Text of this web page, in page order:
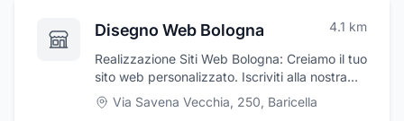
Disegno Web Bologna 4.1 km
Realizzazione Siti Web Bologna: Creiamo il tuo
sito web personalizzato. Iscriviti alla nostra
newsletter e riceverai uno sconto del 30% su
tutti i nostri pacche
Via Savena Vecchia, 250, Baricella